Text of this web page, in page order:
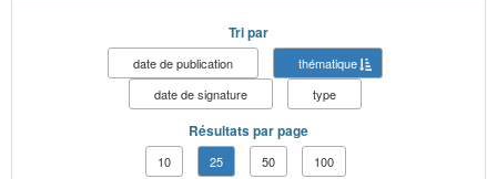
Tri par
date de publication
thématique
date de signature
type
Résultats par page
10 25 50 100